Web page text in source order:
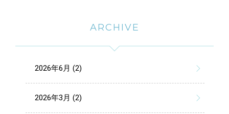
ARCHIVE
2026年6月 (2)
2026年3月 (2)